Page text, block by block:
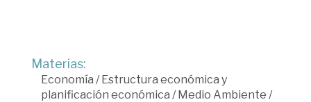
Materias:
Economía /Estructura económica y
planificación económica /Medio Ambiente /